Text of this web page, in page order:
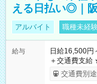
える日払い◎｜阪
アルバイト 職種未経
給与
日給16,500円
＋交通費支給 ★交通費全額支給！ ★日払いOK！（規定あり） ┗
働いたその
交通費別